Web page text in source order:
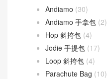
Andiamo (30)
Andiamo 手拿包 (2)
Hop 斜挎包 (4)
Jodie 手提包 (17)
Loop 斜挎包 (4)
Parachute Bag (10)